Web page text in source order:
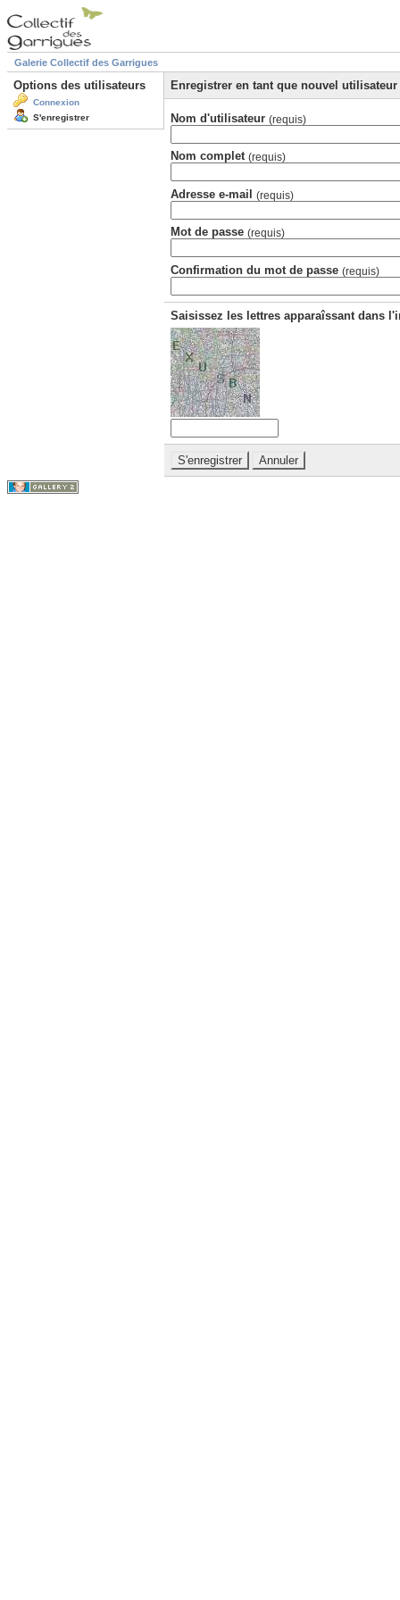
Galerie Collectif des Garrigues
Options des utilisateurs
Connexion
S'enregistrer
Enregistrer en tant que nouvel utilisateur
Nom d'utilisateur (requis)
Nom complet (requis)
Adresse e-mail (requis)
Mot de passe (requis)
Confirmation du mot de passe (requis)
Saisissez les lettres apparaîssant dans